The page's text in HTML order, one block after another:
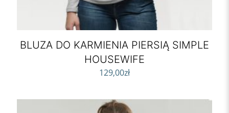
BLUZA DO KARMIENIA PIERSIĄ SIMPLE
HOUSEWIFE
129,00zł